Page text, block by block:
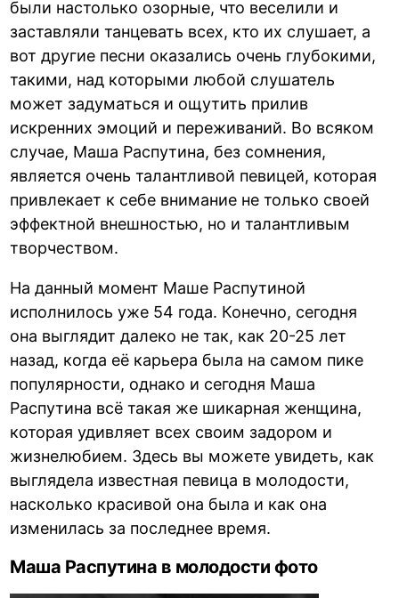
были настолько озорные, что веселили и
заставляли танцевать всех, кто их слушает, а
вот другие песни оказались очень глубокими,
такими, над которыми любой слушатель
может задуматься и ощутить прилив
искренних эмоций и переживаний. Во всяком
случае, Маша Распутина, без сомнения,
является очень талантливой певицей, которая
привлекает к себе внимание не только своей
эффектной внешностью, но и талантливым
творчеством.
На данный момент Маше Распутиной
исполнилось уже 54 года. Конечно, сегодня
она выглядит далеко не так, как 20-25 лет
назад, когда её карьера была на самом пике
популярности, однако и сегодня Маша
Распутина всё такая же шикарная женщина,
которая удивляет всех своим задором и
жизнелюбием. Здесь вы можете увидеть, как
выглядела известная певица в молодости,
насколько красивой она была и как она
изменилась за последнее время.
Маша Распутина в молодости фото